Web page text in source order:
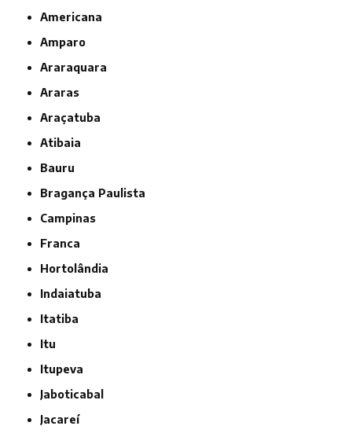
Americana
Amparo
Araraquara
Araras
Araçatuba
Atibaia
Bauru
Bragança Paulista
Campinas
Franca
Hortolândia
Indaiatuba
Itatiba
Itu
Itupeva
Jaboticabal
Jacareí